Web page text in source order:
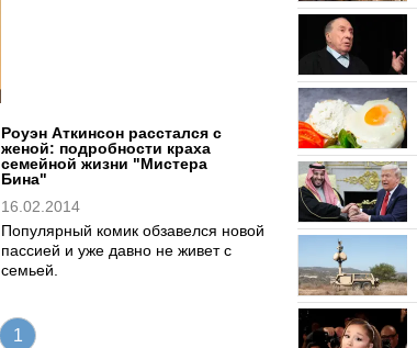
Роуэн Аткинсон расстался с
женой: подробности краха
семейной жизни "Мистера
Бина"
16.02.2014
Популярный комик обзавелся новой
пассией и уже давно не живет с
семьей.
1